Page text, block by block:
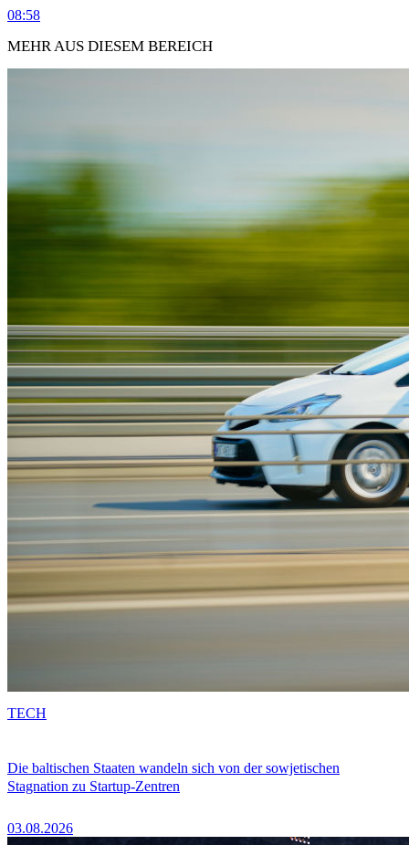
08:58
MEHR AUS DIESEM BEREICH
Die baltischen Staaten wandeln sich von der sowjetischen
Stagnation zu Startup-Zentren
03.08.2026
TECH